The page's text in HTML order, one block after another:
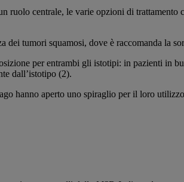
ruolo centrale, le varie opzioni di
dei tumori squamosi, dove è raccomanda la
per entrambi gli istotipi: in pazienti in
dall’istotipo (2).
hanno aperto uno spiraglio per il loro